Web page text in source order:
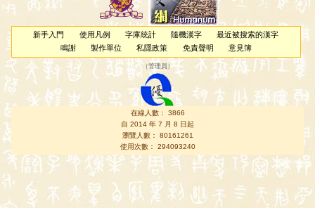
新手入門 使用凡例 字庫統計 隨機漢字
最近被搜索的漢字
鳴謝
製作單位 私隱政策 免責聲明 意見簿
（管理員 ）
在線人數： 3866
自 2014 年 7 月 8 日起
瀏覽人數： 80161261
使用次數： 294093240